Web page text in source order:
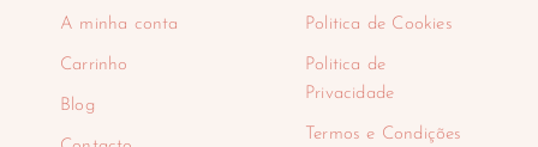
A minha conta
Carrinho
Blog
Politica de Cookies
Politica de
Privacidade
Termos e Condições